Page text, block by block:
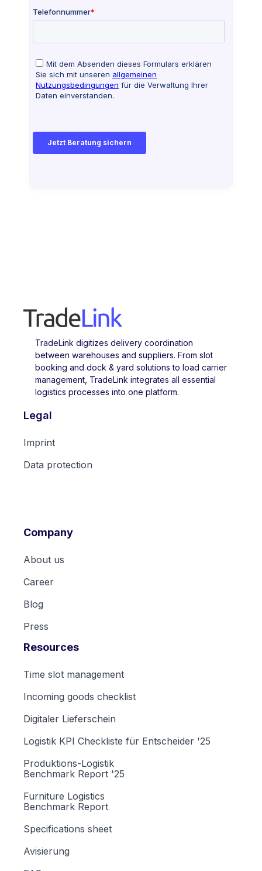
TradeLink digitizes delivery coordination
between warehouses and suppliers. From slot
booking and dock & yard solutions to load carrier
management, TradeLink integrates all essential
logistics processes into one platform.
Legal
Imprint
Data protection
Company
About us
Career
Blog
Press
Resources
Time slot management
Incoming goods checklist
Digitaler Lieferschein
Logistik KPI Checkliste für Entscheider '25
Produktions-Logistik
Benchmark Report '25
Furniture Logistics
Benchmark Report
Specifications sheet
Avisierung